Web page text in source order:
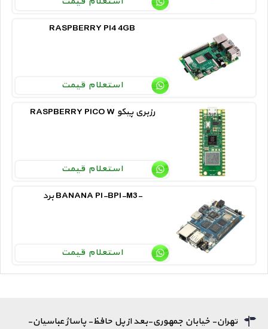
RASPBERRY PI4 4GB
استعلام قیمت
RASPBERRY PICO W رزبری پیکو
استعلام قیمت
برد BANANA PI-BPI-M3-
استعلام قیمت
تهران- خیابان جمهوری-بعد از پل حافظ- پاساژ عباسیان-